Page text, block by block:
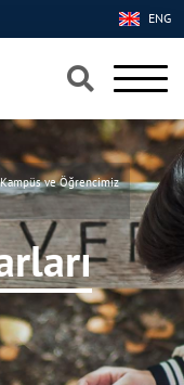
×
×
ENG
ve Öğrencimiz